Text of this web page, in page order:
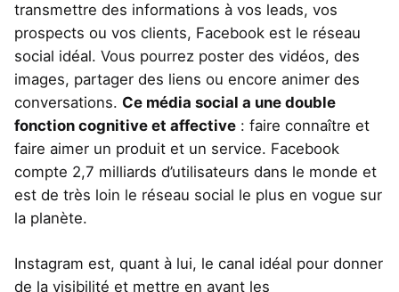
transmettre des informations à vos leads, vos
prospects ou vos clients, Facebook est le réseau
social idéal. Vous pourrez poster des vidéos, des
images, partager des liens ou encore animer des
conversations. Ce média social a une double
fonction cognitive et affective : faire connaître et
faire aimer un produit et un service. Facebook
compte 2,7 milliards d’utilisateurs dans le monde et
est de très loin le réseau social le plus en vogue sur
la planète.
Instagram est, quant à lui, le canal idéal pour donner
de la visibilité et mettre en avant les